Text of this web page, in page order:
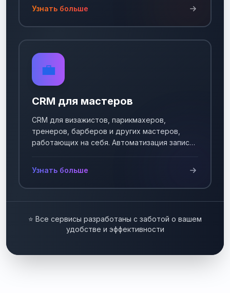
Узнать больше
💼
CRM для мастеров
CRM для визажистов, парикмахеров,
тренеров, барберов и других мастеров,
работающих на себя. Автоматизация записи
Узнать больше
⭐ Все сервисы разработаны с заботой о вашем
удобстве и эффективности